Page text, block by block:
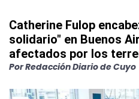
Catherine Fulop
solidario" en Buenos
afectados por los
PorRedacción Diario de Cuyo